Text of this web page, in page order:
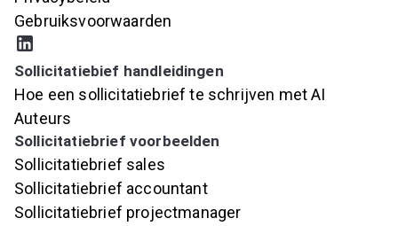
Gebruiksvoorwaarden
Sollicitatiebief handleidingen
Hoe een sollicitatiebrief te schrijven met AI
Auteurs
Sollicitatiebrief voorbeelden
Sollicitatiebrief sales
Sollicitatiebrief accountant
Sollicitatiebrief projectmanager